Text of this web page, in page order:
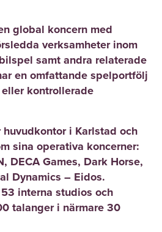
global koncern med
verksamheter inom
samt andra relaterade
en omfattande spelportfölj
kontrollerade
huvudkontor i Karlstad och
sina operativa koncerner:
DECA Games, Dark Horse,
Dynamics – Eidos.
interna studios och
talanger i närmare 30